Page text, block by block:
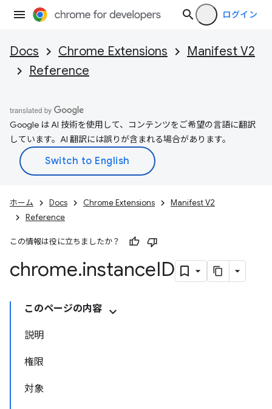
ログイン
Docs Chrome Extensions
Manifest V2
Reference
Google は AI 技術を使用して、コンテンツをご希望の言語に翻訳
しています。AI 翻訳には誤りが含まれる場合があります。
ホーム Docs Chrome Extensions
Manifest V2
Reference
この情報は役に立ちましたか？
chrome.instanceID
このページの内容
説明
権限
対象